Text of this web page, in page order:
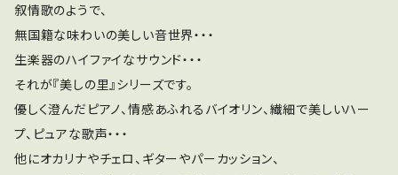
叙情歌のようで、
無国籍な味わいの美しい音世界・・・
生楽器のハイファイなサウンド・・・
それが『美しの里』シリーズです。
優しく澄んだピアノ、情感あふれるバイオリン、繊細で美しいハー
プ、ピュアな歌声・・・
他にオカリナやチェロ、ギターやパーカッション、